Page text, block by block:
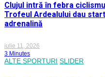
Clujul intră în febra
Trofeul Ardealului dau
adrenalină
iulie 11, 2026
3 Minutes
ALTE SPORTURI SLIDER